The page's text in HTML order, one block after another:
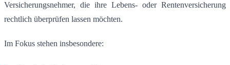
Versicherungsnehmer, die ihre Lebens- oder Rentenversicherung
rechtlich überprüfen lassen möchten.
Im Fokus stehen insbesondere: